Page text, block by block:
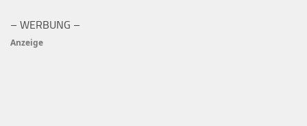
– WERBUNG –
Anzeige